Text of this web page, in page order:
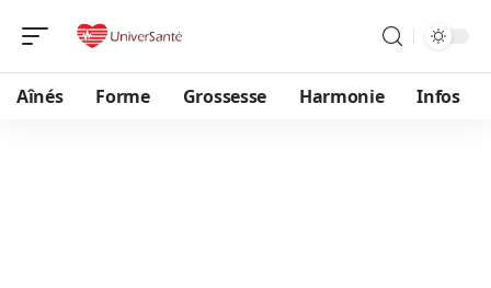
Aînés Forme Grossesse Harmonie Infos